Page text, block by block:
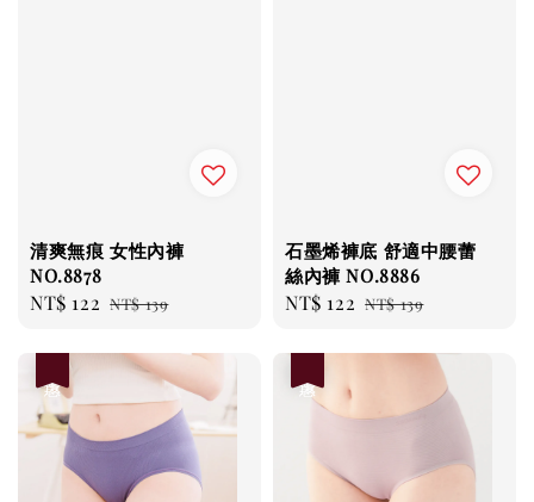
清爽無痕 女性內褲
NO.8878
Sale
NT$ 122 Regular
NT$ 139
石墨烯褲底 舒適中腰蕾
絲內褲 NO.8886
Sale
NT$ 122 Regular
NT$ 139